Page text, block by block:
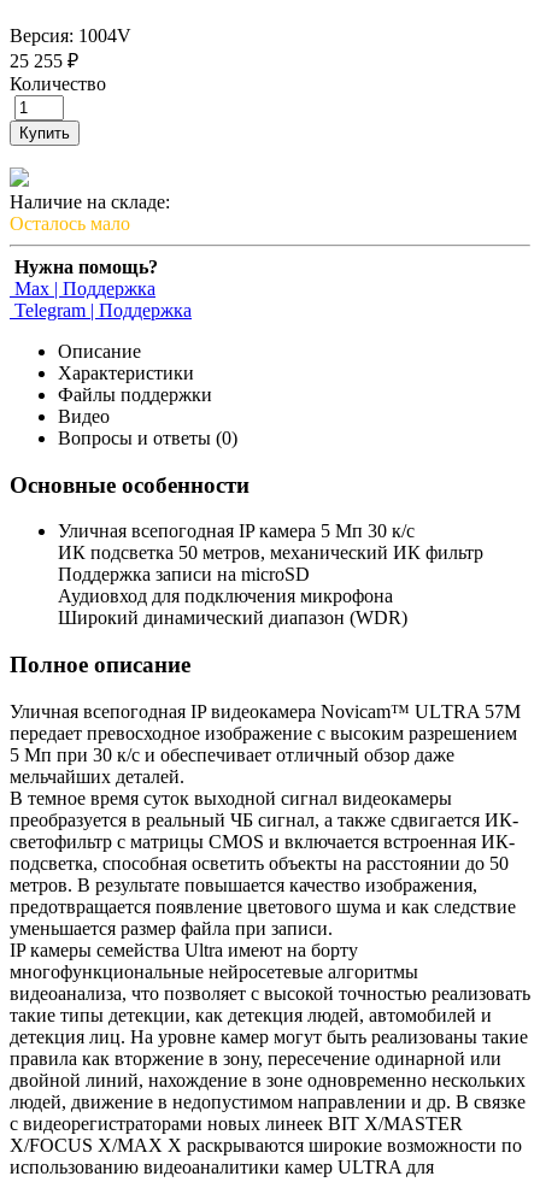
Версия: 1004V
25 255 ₽
Количество
Купить
Наличие на складе:
Осталось мало
Нужна помощь?
Max | Поддержка
Telegram | Поддержка
Описание
Характеристики
Файлы поддержки
Видео
Вопросы и ответы (0)
Основные особенности
Уличная всепогодная IP камера 5 Мп 30 к/с
ИК подсветка 50 метров, механический ИК фильтр
Поддержка записи на microSD
Аудиовход для подключения микрофона
Широкий динамический диапазон (WDR)
Полное описание
Уличная всепогодная IP видеокамера Novicam™ ULТRA 57M
передает превосходное изображение с высоким разрешением
5 Мп при 30 к/с и обеспечивает отличный обзор даже
мельчайших деталей.
В темное время суток выходной сигнал видеокамеры
преобразуется в реальный ЧБ сигнал, а также сдвигается ИК-
светофильтр с матрицы CMOS и включается встроенная ИК-
подсветка, способная осветить объекты на расстоянии до 50
метров. В результате повышается качество изображения,
предотвращается появление цветового шума и как следствие
уменьшается размер файла при записи.
IP камеры семейства Ultra имеют на борту
многофункциональные нейросетевые алгоритмы
видеоанализа, что позволяет с высокой точностью реализовать
такие типы детекции, как детекция людей, автомобилей и
детекция лиц. На уровне камер могут быть реализованы такие
правила как вторжение в зону, пересечение одинарной или
двойной линий, нахождение в зоне одновременно нескольких
людей, движение в недопустимом направлении и др. В связке
с видеорегистраторами новых линеек BIT X/MASTER
X/FOCUS X/MAX X раскрываются широкие возможности по
использованию видеоаналитики камер ULTRA для